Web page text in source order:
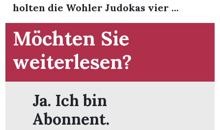
holten die Wohler Judokas vier ...
Möchten Sie
weiterlesen?
Ja. Ich bin
Abonnent.